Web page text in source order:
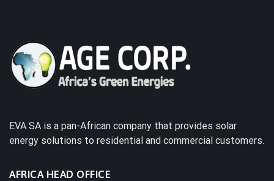
EVA SA is a pan-African company that provides solar
energy solutions to residential and commercial customers.
AFRICA HEAD OFFICE